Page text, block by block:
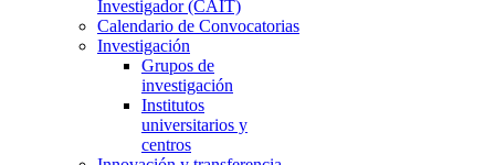
Investigador (CAIT)
Calendario de Convocatorias
Investigación
Grupos de
investigación
Institutos
universitarios y
centros